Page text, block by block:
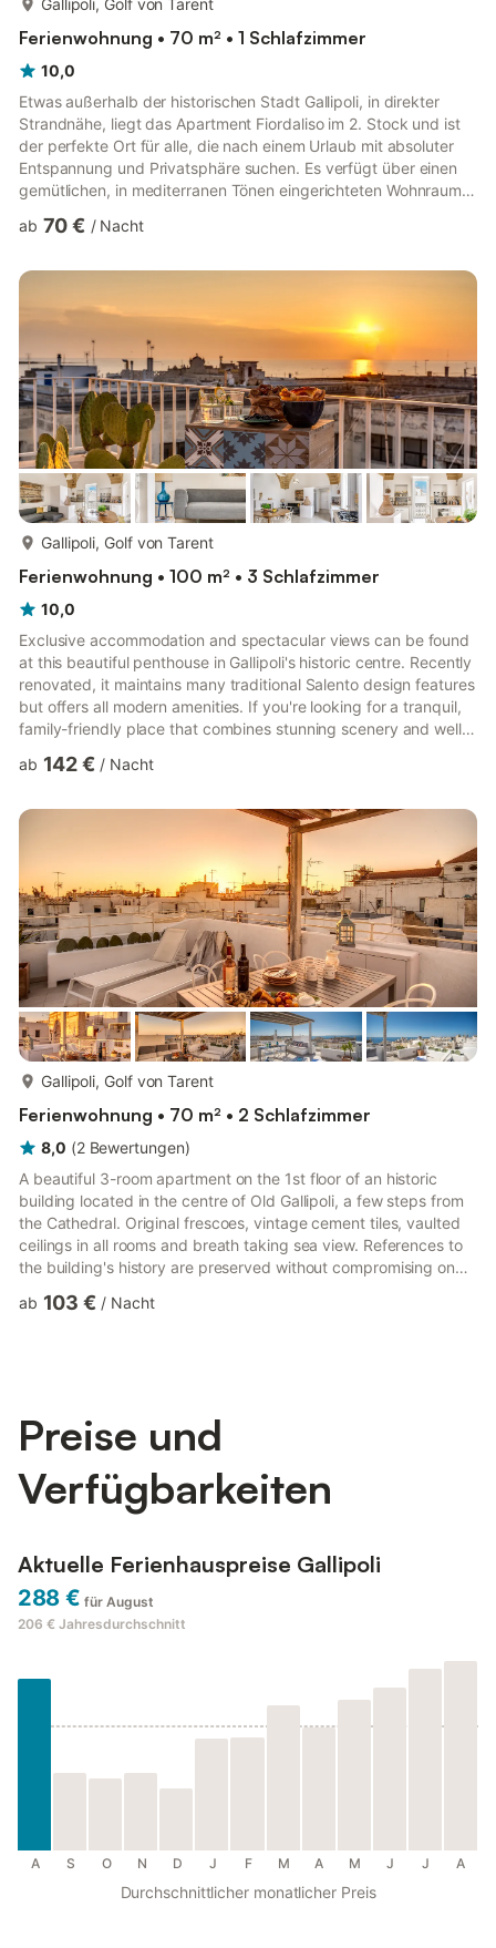
Gallipoli, Golf von Tarent
Ferienwohnung • 70 m² • 1 Schlafzimmer
10,0
Etwas außerhalb der historischen Stadt Gallipoli, in direkter
Strandnähe, liegt das Apartment Fiordaliso im 2. Stock und ist
der perfekte Ort für alle, die nach einem Urlaub mit absoluter
Entspannung und Privatsphäre suchen. Es verfügt über einen
gemütlichen, in mediterranen Tönen eingerichteten Wohnraum
Schlafzimmer sowie ein Badezimmer und bietet Platz für 4
Ferienwohnung gehören außerdem eine Klimaanlage,
Außenbereich erwartet Sie e...
ab 70 € / Nacht
Gallipoli, Golf von Tarent
Ferienwohnung • 100 m² • 3 Schlafzimmer
10,0
Exclusive accommodation and spectacular views can be found
at this beautiful penthouse in Gallipoli's historic centre. Recently
renovated, it maintains many traditional Salento design features
but offers all modern amenities. If you're looking for a tranquil,
family-friendly place that combines stunning scenery and well-
100 m² apartment in the historic centre is situated on the 2nd
spacious rooms all have exquisite vaulted or starred ceilings
ab 142 € / Nacht
Gallipoli, Golf von Tarent
Ferienwohnung • 70 m² • 2 Schlafzimmer
8,0 (2 Bewertungen)
A beautiful 3-room apartment on the 1st floor of an historic
building located in the centre of Old Gallipoli, a few steps from
the Cathedral. Original frescoes, vintage cement tiles, vaulted
ceilings in all rooms and breath taking sea view. References to
the building's history are preserved without compromising on
free WiFi. THE LIVING AREA A comfortable living room with a
ab 103 € / Nacht
Preise und
Verfügbarkeiten
Aktuelle Ferienhauspreise Gallipoli
288 € für August
206 € Jahresdurchschnitt
A S O N D J F M A M J J A
Durchschnittlicher monatlicher Preis